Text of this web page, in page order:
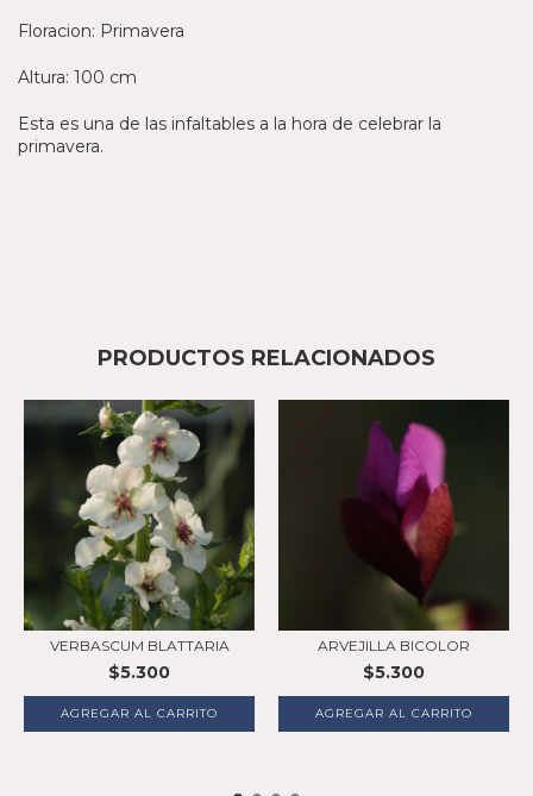
Floracion: Primavera
Altura: 100 cm
Esta es una de las infaltables a la hora de celebrar la
primavera.
PRODUCTOS RELACIONADOS
VERBASCUM BLATTARIA
$5.300
ARVEJILLA BICOLOR
$5.300